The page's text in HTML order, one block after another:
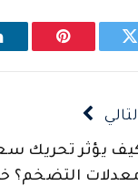
تويتر
يؤثر تحريك
التضخم؟